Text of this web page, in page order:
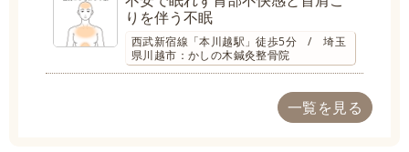
りを伴う不眠
西武新宿線「本川越駅」徒歩5分 / 埼玉
県川越市：かしの木鍼灸整骨院
一覧を見る